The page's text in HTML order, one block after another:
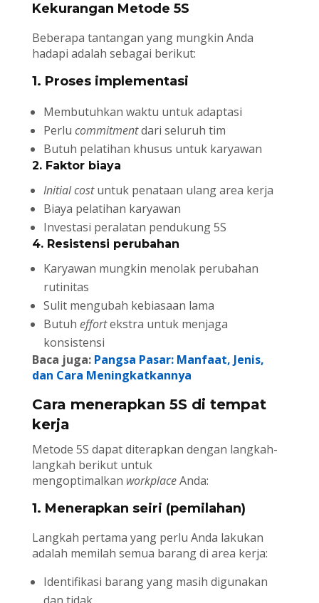
Kekurangan Metode 5S
Beberapa tantangan yang mungkin Anda
hadapi adalah sebagai berikut:
1. Proses implementasi
Membutuhkan waktu untuk adaptasi
Perlu commitmentdari seluruh tim
Butuh pelatihan khusus untuk karyawan
2. Faktor biaya
Initial costuntuk penataan ulang area kerja
Biaya pelatihan karyawan
Investasi peralatan pendukung 5S
4. Resistensi perubahan
Karyawan mungkin menolak perubahan
rutinitas
Sulit mengubah kebiasaan lama
Butuh effortekstra untuk menjaga
konsistensi
Baca juga: Pangsa Pasar: Manfaat, Jenis,
dan Cara Meningkatkannya
Cara menerapkan 5S di tempat
kerja
Metode 5S dapat diterapkan dengan langkah-
langkah berikut untuk
mengoptimalkan workplaceAnda:
1. Menerapkan seiri (pemilahan)
Langkah pertama yang perlu Anda lakukan
adalah memilah semua barang di area kerja:
Identifikasi barang yang masih digunakan